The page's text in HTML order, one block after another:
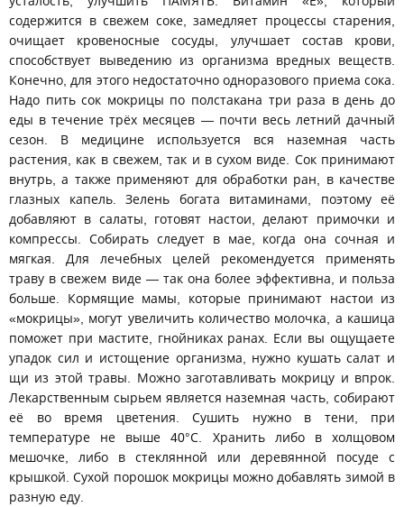
содержится в свежем соке, замедляет процессы старения,
очищает кровеносные сосуды, улучшает состав крови,
способствует выведению из организма вредных веществ.
Конечно, для этого недостаточно одноразового приема сока.
Надо пить сок мокрицы по полстакана три раза в день до
еды в течение трёх месяцев — почти весь летний дачный
сезон. В медицине используется вся наземная часть
растения, как в свежем, так и в сухом виде. Сок принимают
внутрь, а также применяют для обработки ран, в качестве
глазных капель. Зелень богата витаминами, поэтому её
добавляют в салаты, готовят настои, делают примочки и
компрессы. Собирать следует в мае, когда она сочная и
мягкая. Для лечебных целей рекомендуется применять
траву в свежем виде — так она более эффективна, и польза
больше. Кормящие мамы, которые принимают настои из
«мокрицы», могут увеличить количество молочка, а кашица
поможет при мастите, гнойниках ранах. Если вы ощущаете
упадок сил и истощение организма, нужно кушать салат и
щи из этой травы. Можно заготавливать мокрицу и впрок.
Лекарственным сырьем является наземная часть, собирают
её во время цветения. Сушить нужно в тени, при
температуре не выше 40°С. Хранить либо в холщовом
мешочке, либо в стеклянной или деревянной посуде с
крышкой. Сухой порошок мокрицы можно добавлять зимой в
разную еду.